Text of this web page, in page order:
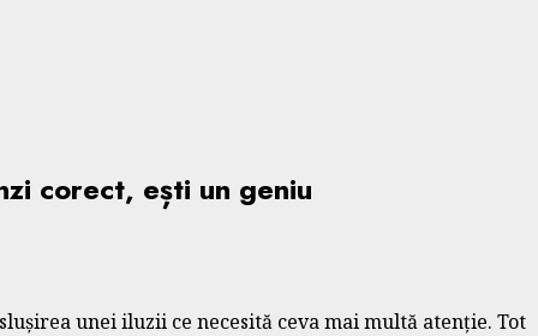
corect, ești un geniu
unei iluzii ce necesită ceva mai multă atenție. Tot